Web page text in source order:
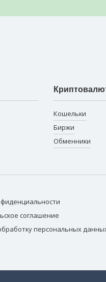
Кошельки
Биржи
Обменники
соглашение
персональных